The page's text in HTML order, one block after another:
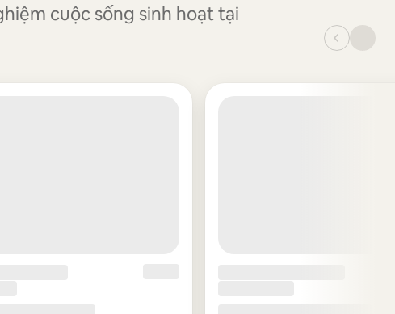
cuộc sống sinh hoạt tại
_